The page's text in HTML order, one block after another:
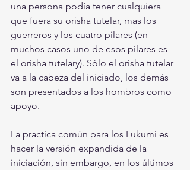
una persona podía tener cualquiera
que fuera su orisha tutelar, mas los
guerreros y los cuatro pilares (en
muchos casos uno de esos pilares es
el orisha tutelary). Sólo el orisha tutelar
va a la cabeza del iniciado, los demás
son presentados a los hombros como
apoyo.
La practica común para los Lukumí es
hacer la versión expandida de la
iniciación, sin embargo, en los últimos